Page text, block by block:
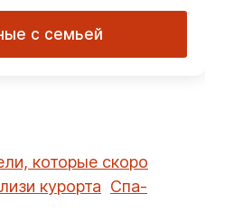
с семьей
которые скоро
курорта Спа-